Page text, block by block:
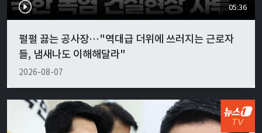
05:36
펄펄 끓는 공사장…"역대급 더위에 쓰러지는 근로자
들, 냄새나도 이해해달라"
2026-08-07